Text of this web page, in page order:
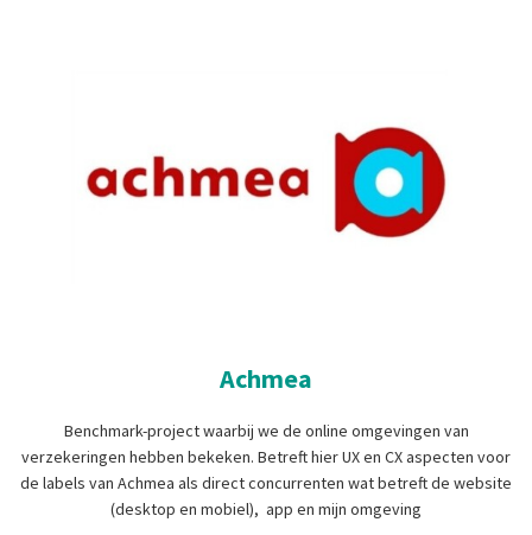
Achmea
Benchmark-project waarbij we de online omgevingen van
verzekeringen hebben bekeken. Betreft hier UX en CX aspecten voor
de labels van Achmea als direct concurrenten wat betreft de website
(desktop en mobiel), app en mijn omgeving